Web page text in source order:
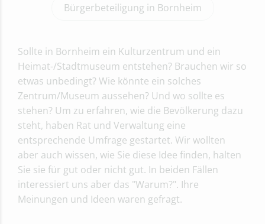
Bürgerbeteiligung in Bornheim
Sollte in Bornheim ein Kulturzentrum und ein
Heimat-/Stadtmuseum entstehen? Brauchen wir so
etwas unbedingt? Wie könnte ein solches
Zentrum/Museum aussehen? Und wo sollte es
stehen? Um zu erfahren, wie die Bevölkerung dazu
steht, haben Rat und Verwaltung eine
entsprechende Umfrage gestartet. Wir wollten
aber auch wissen, wie Sie diese Idee finden, halten
Sie sie für gut oder nicht gut. In beiden Fällen
interessiert uns aber das "Warum?". Ihre
Meinungen und Ideen waren gefragt.